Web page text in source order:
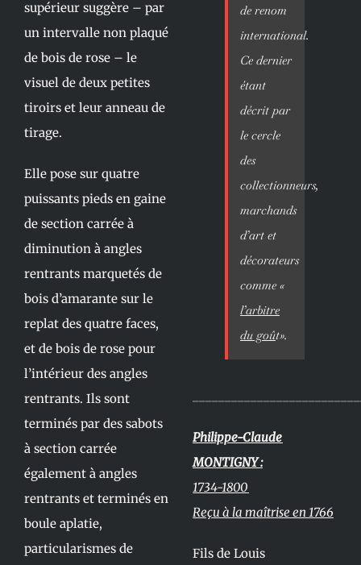
supérieur suggère – par
un intervalle non plaqué
de bois de rose – le
visuel de deux petites
tiroirs et leur anneau de
tirage.
Elle pose sur quatre
puissants pieds en gaine
de section carrée à
diminution à angles
rentrants marquetés de
bois d’amarante sur le
replat des quatre faces,
et de bois de rose pour
l’intérieur des angles
rentrants. Ils sont
terminés par des sabots
à section carrée
également à angles
rentrants et terminés en
boule aplatie,
particularismes de
de renom
international.
Ce dernier
étant
décrit par
le cercle
des
collectionneurs,
marchands
d’art et
décorateurs
comme «
l’arbitre
du goût».
Philippe-Claude
MONTIGNY :
1734-1800
Reçu à la maîtrise en 1766
Fils de Louis